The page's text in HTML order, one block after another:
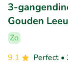
3-
Gouden
Zo
9.1
Perfect •